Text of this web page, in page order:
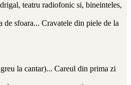
teatru radiofonic si, bineinteles,
sfoara... Cravatele din piele de la
la cantar)... Careul din prima zi